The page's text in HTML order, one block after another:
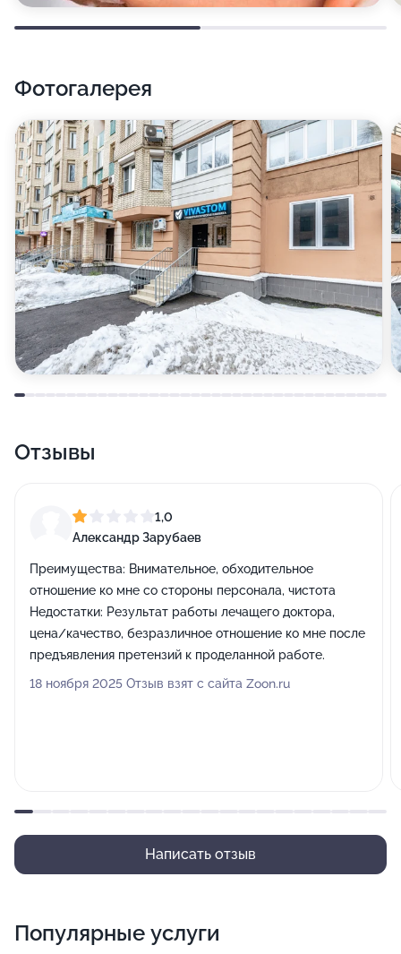
Фотогалерея
Отзывы
1,0
Александр Зарубаев
Преимущества: Внимательное, обходительное
отношение ко мне со стороны персонала, чистота
Недостатки: Результат работы лечащего доктора,
цена/качество, безразличное отношение ко мне после
предъявления претензий к проделанной работе.
18 ноября 2025 Отзыв взят с сайта Zoon.ru
Написать отзыв
Популярные услуги